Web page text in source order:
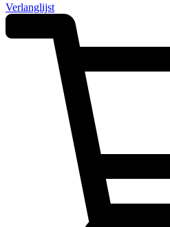
Verlanglijst